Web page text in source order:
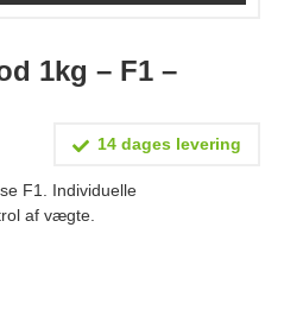
1kg – F1 –
14 dages levering
F1. Individuelle
af vægte.